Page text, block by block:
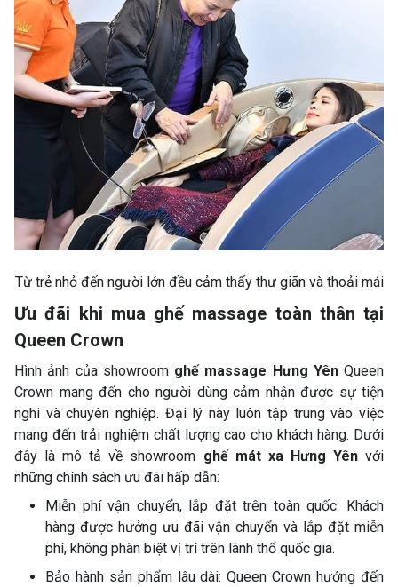
Từ trẻ nhỏ đến người lớn đều cảm thấy thư giãn và thoải mái
Ưu đãi khi mua ghế massage toàn thân tại
Queen Crown
Hình ảnh của showroom ghế massage Hưng YênQueen
Crown mang đến cho người dùng cảm nhận được sự tiện
nghi và chuyên nghiệp. Đại lý này luôn tập trung vào việc
mang đến trải nghiệm chất lượng cao cho khách hàng. Dưới
đây là mô tả về showroom ghế mát xa Hưng Yênvới
những chính sách ưu đãi hấp dẫn:
Miễn phí vận chuyển, lắp đặt trên toàn quốc: Khách
hàng được hưởng ưu đãi vận chuyển và lắp đặt miễn
phí, không phân biệt vị trí trên lãnh thổ quốc gia.
Bảo hành sản phẩm lâu dài: Queen Crown hướng đến